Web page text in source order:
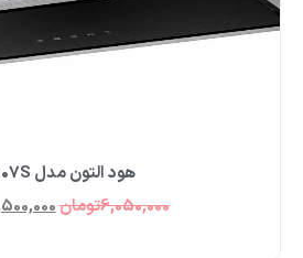
هود التون مدل H۸۰۷S
6,050,000تومان